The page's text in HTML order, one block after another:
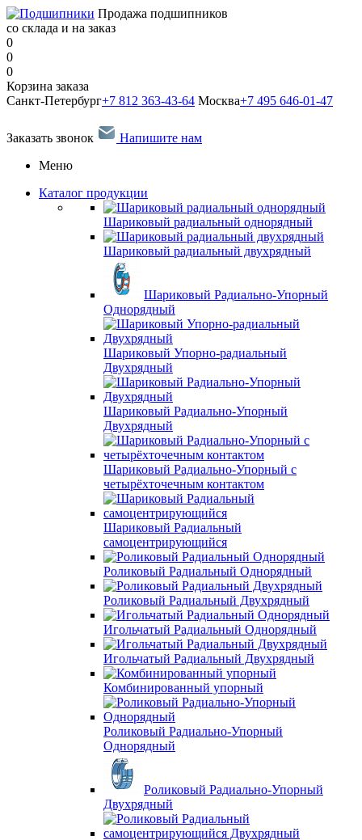
Продажа подшипников
со склада и на заказ
0
0
0
Корзина заказа
Санкт-Петербург+7 812 363-43-64 Москва+7 495 646-01-47
Заказать звонок
Напишите нам
Меню
Каталог продукции
Шариковый радиальный однорядный
Шариковый радиальный двухрядный
Шариковый Радиально-Упорный
Однорядный
Шариковый Упорно-радиальный
Двухрядный
Шариковый Радиально-Упорный
Двухрядный
Шариковый Радиально-Упорный с
четырёхточечным контактом
Шариковый Радиальный
самоцентрирующийся
Роликовый Радиальный Однорядный
Роликовый Радиальный Двухрядный
Игольчатый Радиальный Однорядный
Игольчатый Радиальный Двухрядный
Комбинированный упорный
Роликовый Радиально-Упорный
Однорядный
Роликовый Радиально-Упорный
Двухрядный